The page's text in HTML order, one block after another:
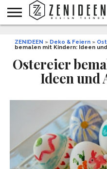
INNENDESIGN
ARCHITEKTUR
GARTEN
UND
LIFESTYLE
DEKO
&
DIY
STYLE
REZEPTE
GESUNDHEIT
WEIHNACHTEN
ZENIDEEN » Deko & Feiern »
bemalen mit Kindern: Ideen
Ostereier
Ideen und